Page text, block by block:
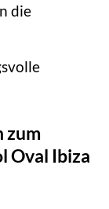
die
zum
Oval Ibiza